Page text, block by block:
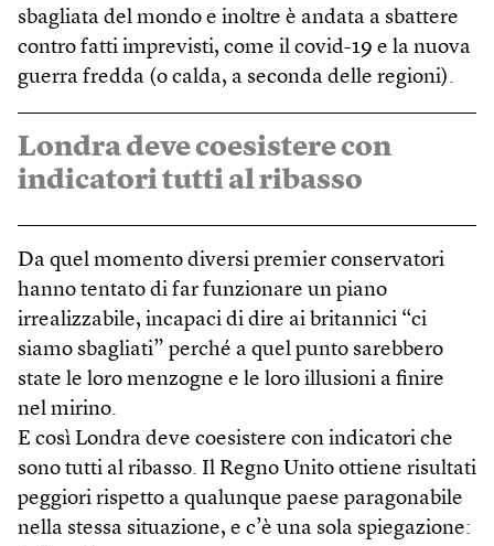
sbagliata del mondo e inoltre è andata a sbattere
contro fatti imprevisti, come il covid-19 e la nuova
guerra fredda (o calda, a seconda delle regioni).
Londra deve coesistere con
indicatori tutti al ribasso
Da quel momento diversi premier conservatori
hanno tentato di far funzionare un piano
irrealizzabile, incapaci di dire ai britannici “ci
siamo sbagliati” perché a quel punto sarebbero
state le loro menzogne e le loro illusioni a finire
nel mirino.
E così Londra deve coesistere con indicatori che
sono tutti al ribasso. Il Regno Unito ottiene risultati
peggiori rispetto a qualunque paese paragonabile
nella stessa situazione, e c’è una sola spiegazione: